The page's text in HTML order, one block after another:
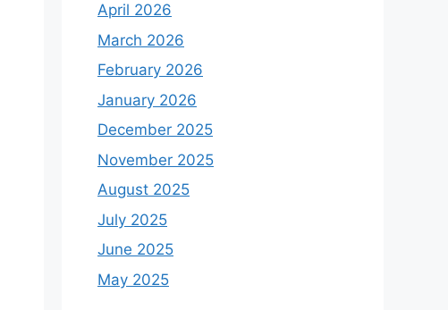
April 2026
March 2026
February 2026
January 2026
December 2025
November 2025
August 2025
July 2025
June 2025
May 2025